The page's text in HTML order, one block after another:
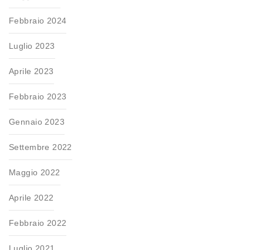
Febbraio 2024
Luglio 2023
Aprile 2023
Febbraio 2023
Gennaio 2023
Settembre 2022
Maggio 2022
Aprile 2022
Febbraio 2022